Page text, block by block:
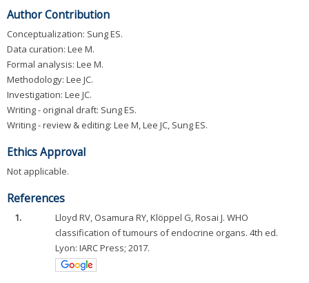
Author Contribution
Conceptualization: Sung ES.
Data curation: Lee M.
Formal analysis: Lee M.
Methodology: Lee JC.
Investigation: Lee JC.
Writing - original draft: Sung ES.
Writing - review & editing: Lee M, Lee JC, Sung ES.
Ethics Approval
Not applicable.
References
1.
Lloyd RV, Osamura RY, Klöppel G, Rosai J. WHO
classification of tumours of endocrine organs. 4th ed.
Lyon: IARC Press; 2017.